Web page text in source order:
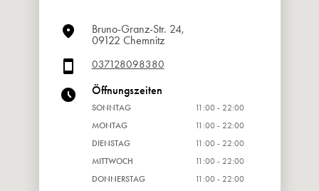
Bruno-Granz-Str. 24,
09122 Chemnitz
037128098380
Öffnungszeiten
SONNTAG
11:00 - 22:00
MONTAG
11:00 - 22:00
DIENSTAG
11:00 - 22:00
MITTWOCH
11:00 - 22:00
DONNERSTAG
11:00 - 22:00